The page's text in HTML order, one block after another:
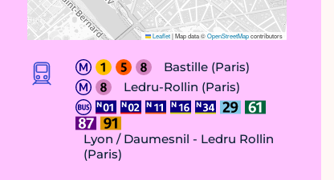
Leaflet|Map data ©OpenStreetMapcontributors
Bastille (Paris)
Ledru-Rollin (Paris)
Lyon / Daumesnil - Ledru Rollin
(Paris)